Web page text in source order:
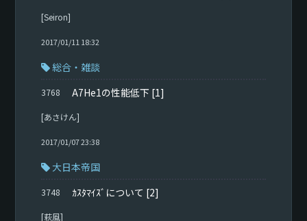
[Seiron]
2017/01/11 18:32
総合・雑談
3768 A7He1の性能低下 [1]
[あさけん]
2017/01/07 23:38
大日本帝国
3748 ｶｽﾀﾏｲｽﾞについて [2]
[萩風]